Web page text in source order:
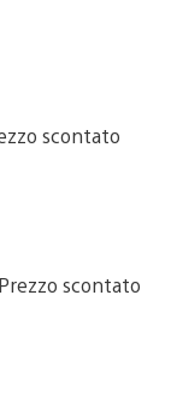
scontato
scontato